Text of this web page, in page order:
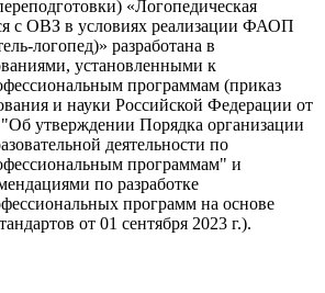
«Логопедическая
с ОВЗ в условиях реализации ФАОП
логопед)» разработана в
установленными к
программам (приказ
и науки Российской Федерации от
утверждении Порядка организации
деятельности по
программам" и
по разработке
программ на основе
от 01 сентября 2023 г.).